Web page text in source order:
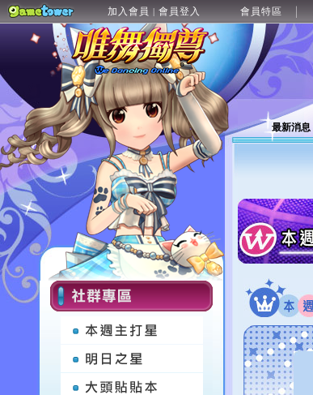
加入會員 | 會員登入 會員特區
最新消息